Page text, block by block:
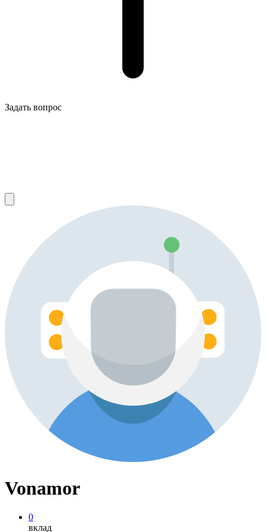
Задать вопрос
Vonamor
0
вклад